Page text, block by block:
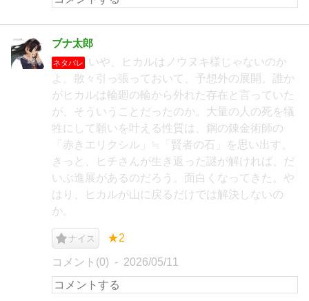
ブナ太郎
ネタバレ
いや、ヒカルはノウヌキ様じゃないのか
よ。散々引っ張っておいて、予想外の展開。誰か
がヒカルは輪廻の輪から外れた存在と言っていた
が、そういうことだったのか。大量の人の死を犠
牲にして願いを叶える性質は、鋼の錬金術師の
「赤きエリクシル」≒「賢者の石」を思い出す。
きっと、ヒチさんが生き返った謎が解ければ、だ
いぶ進展があるのだろう。面白くなってきた。や
はり、ヒカルが山に戻るだけでは解決しないの
か。
ナイス ★2
コメント(0) 2026/05/11